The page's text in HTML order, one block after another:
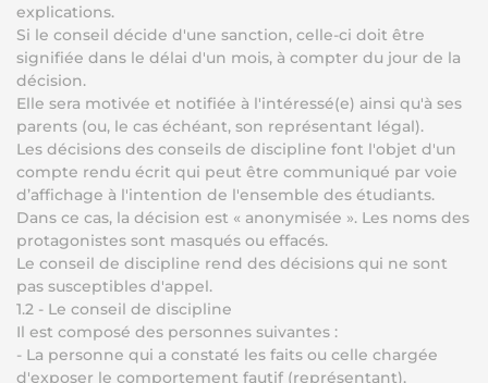
explications.
Si le conseil décide d'une sanction, celle-ci doit être
signifiée dans le délai d'un mois, à compter du jour de la
décision.
Elle sera motivée et notifiée à l'intéressé(e) ainsi qu'à ses
parents (ou, le cas échéant, son représentant légal).
Les décisions des conseils de discipline font l'objet d'un
compte rendu écrit qui peut être communiqué par voie
d’affichage à l'intention de l'ensemble des étudiants.
Dans ce cas, la décision est « anonymisée ». Les noms des
protagonistes sont masqués ou effacés.
Le conseil de discipline rend des décisions qui ne sont
pas susceptibles d'appel.
1.2 - Le conseil de discipline
Il est composé des personnes suivantes :
- La personne qui a constaté les faits ou celle chargée
d'exposer le comportement fautif (représentant),